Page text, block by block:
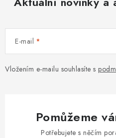
E-mail
Vložením e-mailu souhlasíte s
Pomůžeme
Potřebujete s něčím